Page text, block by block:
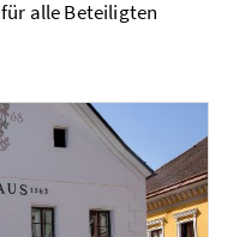
alle Beteiligten